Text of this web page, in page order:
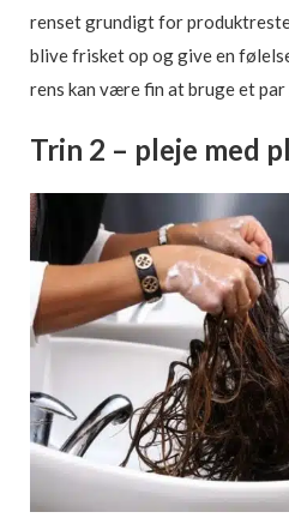
renset grundigt for
blive frisket op og give en
rens kan være fin at bruge et par
Trin 2 – pleje med